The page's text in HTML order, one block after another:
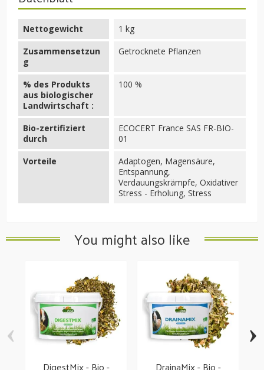
Nettogewicht
1 kg
Zusammensetzun
g
Getrocknete Pflanzen
% des Produkts
aus biologischer
Landwirtschaft :
100 %
Bio-zertifiziert
durch
ECOCERT France SAS FR-BIO-
01
Vorteile
Adaptogen, Magensäure,
Entspannung,
Verdauungskrämpfe, Oxidativer
Stress - Erholung, Stress
You might also like
DigestMix - Bio - DrainaMix - Bio -
‹ ›